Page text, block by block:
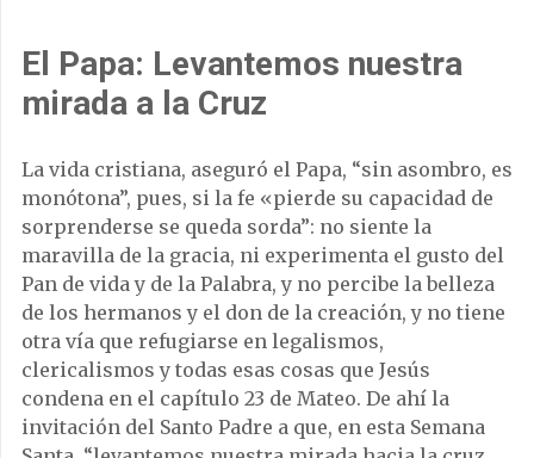
El Papa: Levantemos nuestra
mirada a la Cruz
La vida cristiana, aseguró el Papa, “sin asombro, es
monótona”, pues, si la fe «pierde su capacidad de
sorprenderse se queda sorda”: no siente la
maravilla de la gracia, ni experimenta el gusto del
Pan de vida y de la Palabra, y no percibe la belleza
de los hermanos y el don de la creación, y no tiene
otra vía que refugiarse en legalismos,
clericalismos y todas esas cosas que Jesús
condena en el capítulo 23 de Mateo. De ahí la
invitación del Santo Padre a que, en esta Semana